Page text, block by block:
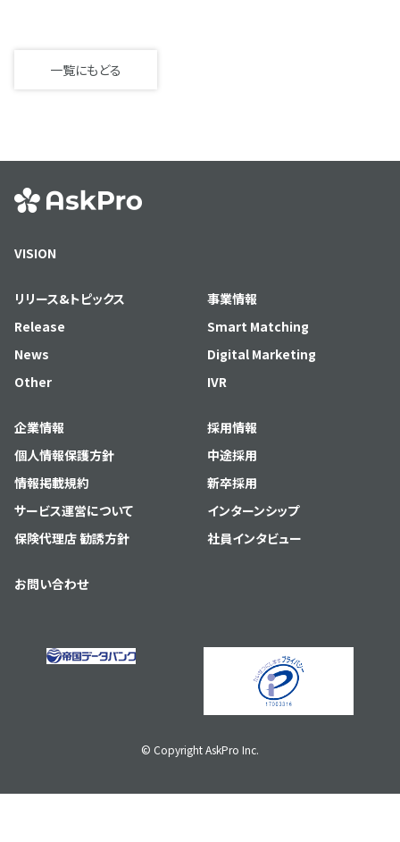
一覧にもどる
VISION
リリース&トピックス
Release
News
Other
事業情報
Smart Matching
Digital Marketing
IVR
企業情報
個人情報保護方針
情報掲載規約
サービス運営について
保険代理店 勧誘方針
採用情報
中途採用
新卒採用
インターンシップ
社員インタビュー
お問い合わせ
© Copyright AskPro Inc.